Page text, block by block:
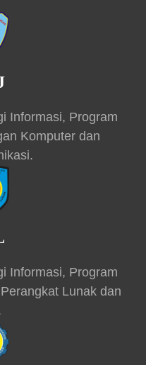
Informasi, Program
Komputer dan
Informasi, Program
Lunak dan